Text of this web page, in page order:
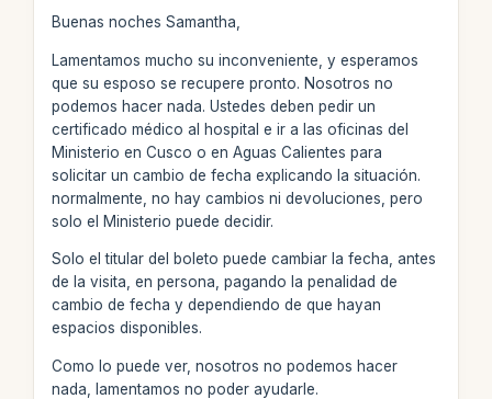
Buenas noches Samantha,
Lamentamos mucho su inconveniente, y esperamos
que su esposo se recupere pronto. Nosotros no
podemos hacer nada. Ustedes deben pedir un
certificado médico al hospital e ir a las oficinas del
Ministerio en Cusco o en Aguas Calientes para
solicitar un cambio de fecha explicando la situación.
normalmente, no hay cambios ni devoluciones, pero
solo el Ministerio puede decidir.
Solo el titular del boleto puede cambiar la fecha, antes
de la visita, en persona, pagando la penalidad de
cambio de fecha y dependiendo de que hayan
espacios disponibles.
Como lo puede ver, nosotros no podemos hacer
nada, lamentamos no poder ayudarle.